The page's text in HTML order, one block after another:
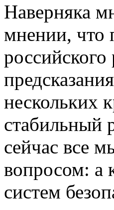
Наверняка
мнении, что
нескольких
стабильный
сейчас все
вопросом: а
систем